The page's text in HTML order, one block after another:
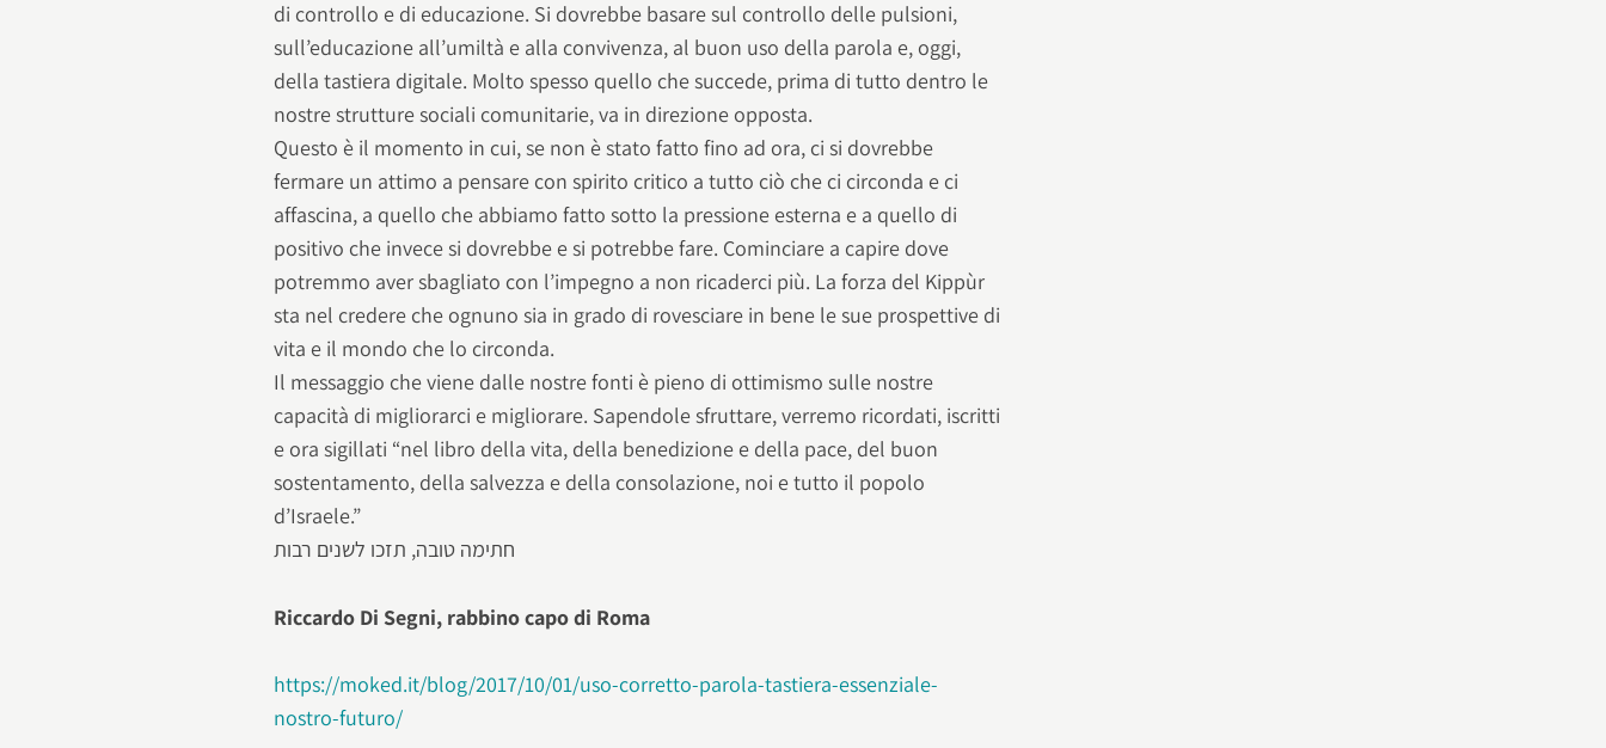
di controllo e di educazione. Si dovrebbe basare sul controllo delle pulsioni,
sull’educazione all’umiltà e alla convivenza, al buon uso della parola e, oggi,
della tastiera digitale. Molto spesso quello che succede, prima di tutto dentro le
nostre strutture sociali comunitarie, va in direzione opposta.
Questo è il momento in cui, se non è stato fatto fino ad ora, ci si dovrebbe
fermare un attimo a pensare con spirito critico a tutto ciò che ci circonda e ci
affascina, a quello che abbiamo fatto sotto la pressione esterna e a quello di
positivo che invece si dovrebbe e si potrebbe fare. Cominciare a capire dove
potremmo aver sbagliato con l’impegno a non ricaderci più. La forza del Kippùr
sta nel credere che ognuno sia in grado di rovesciare in bene le sue prospettive di
vita e il mondo che lo circonda.
Il messaggio che viene dalle nostre fonti è pieno di ottimismo sulle nostre
capacità di migliorarci e migliorare. Sapendole sfruttare, verremo ricordati, iscritti
e ora sigillati “nel libro della vita, della benedizione e della pace, del buon
sostentamento, della salvezza e della consolazione, noi e tutto il popolo
d’Israele.”
חתימה טובה, תזכו לשנים רבות
Riccardo Di Segni, rabbino capo di Roma
https://moked.it/blog/2017/10/01/uso-corretto-parola-tastiera-essenziale-
nostro-futuro/